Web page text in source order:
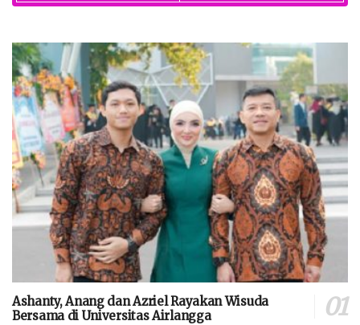
Ashanty, Anang dan Azriel Rayakan Wisuda
Bersama di Universitas Airlangga